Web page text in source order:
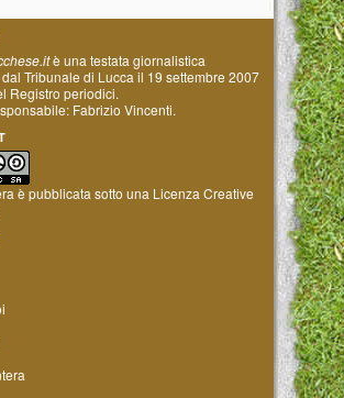
è una testata giornalistica
Tribunale di Lucca il 19 settembre 2007
Registro periodici.
Fabrizio Vincenti.
è pubblicata sotto una Licenza Creative